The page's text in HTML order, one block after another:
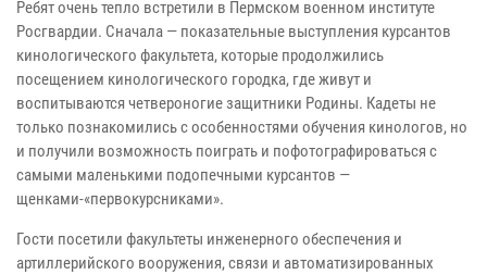
Ребят очень тепло встретили в Пермском военном институте
Росгвардии. Сначала — показательные выступления курсантов
кинологического факультета, которые продолжились
посещением кинологического городка, где живут и
воспитываются четвероногие защитники Родины. Кадеты не
только познакомились с особенностями обучения кинологов, но
и получили возможность поиграть и пофотографироваться с
самыми маленькими подопечными курсантов —
щенками-«первокурсниками».
Гости посетили факультеты инженерного обеспечения и
артиллерийского вооружения, связи и автоматизированных